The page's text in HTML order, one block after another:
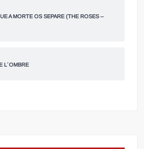
A MORTE OS SEPARE (THE ROSES –
L´OMBRE